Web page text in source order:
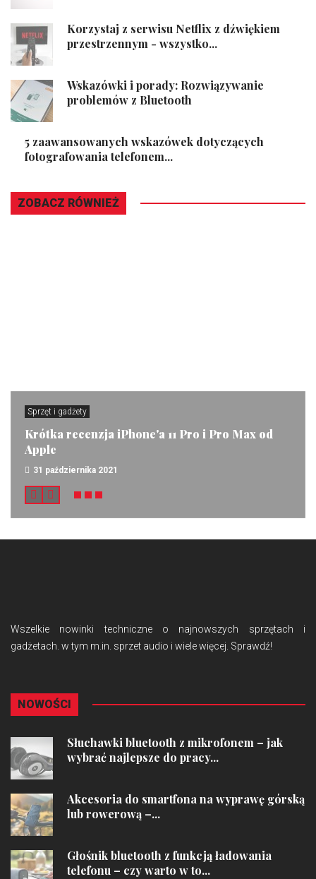
Korzystaj z serwisu Netflix z dźwiękiem
przestrzennym - wszystko...
Wskazówki i porady: Rozwiązywanie
problemów z Bluetooth
5 zaawansowanych wskazówek dotyczących
fotografowania telefonem...
ZOBACZ RÓWNIEŻ
Sprzęt i gadżety
Krótka recenzja iPhone'a 11 Pro i Pro Max od
Apple
31 października 2021
Wszelkie nowinki techniczne o najnowszych sprzętach i
gadżetach. w tym m.in. sprzet audio i wiele więcej. Sprawdź!
NOWOŚCI
Słuchawki bluetooth z mikrofonem – jak
wybrać najlepsze do pracy...
Akcesoria do smartfona na wyprawę górską
lub rowerową –...
Głośnik bluetooth z funkcją ładowania
telefonu – czy warto w to...